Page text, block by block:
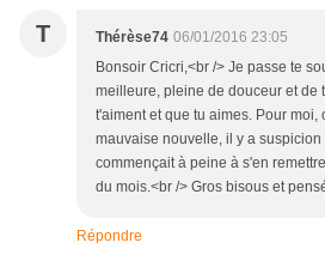
T Thérèse74 06/01/2016 23:05
Bonsoir Cricri,<br /> Je passe te
meilleure, pleine de douceur et de
t'aiment et que tu aimes. Pour moi,
mauvaise nouvelle, il y a suspicion
commençait à peine à s'en
du mois.<br /> Gros bisous et
Répondre